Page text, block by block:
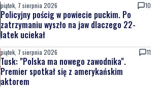
piątek, 7 sierpnia 2026 10
Policyjny pościg w powiecie puckim. Po
zatrzymaniu wyszło na jaw dlaczego 22-
latek uciekał
piątek, 7 sierpnia 2026 11
Tusk: "Polska ma nowego zawodnika".
Premier spotkał się z amerykańskim
aktorem